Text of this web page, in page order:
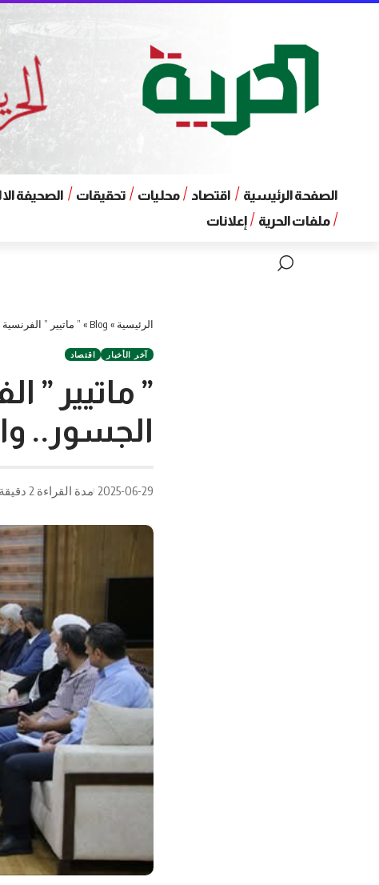
الصفحة الرئيسية اقتصاد محليات تحقيقات الصحيفة
ملفات الحرية
إعلانات
الرئيسية »
Blog
» ” ماتيير ”
آخر الأخبار اقتصاد
” ماتيير ”
الجسور..
2025-06-29 مدة القراءة 2 دقيقة/دقائق